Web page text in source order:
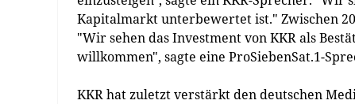
Kapitalmarkt unterbewertet ist." Zwischen
"Wir sehen das Investment von KKR als
willkommen", sagte eine ProSiebenSat.1-
KKR hat zuletzt verstärkt den deutschen